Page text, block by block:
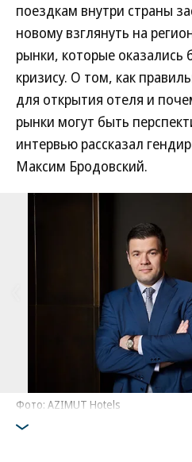
поездкам внутри страны
новому взглянуть на
рынки, которые оказались
кризису. О том, как
для открытия отеля и
рынки могут быть
интервью рассказал
Максим Бродовский.
Фото: AZIMUT Hotels